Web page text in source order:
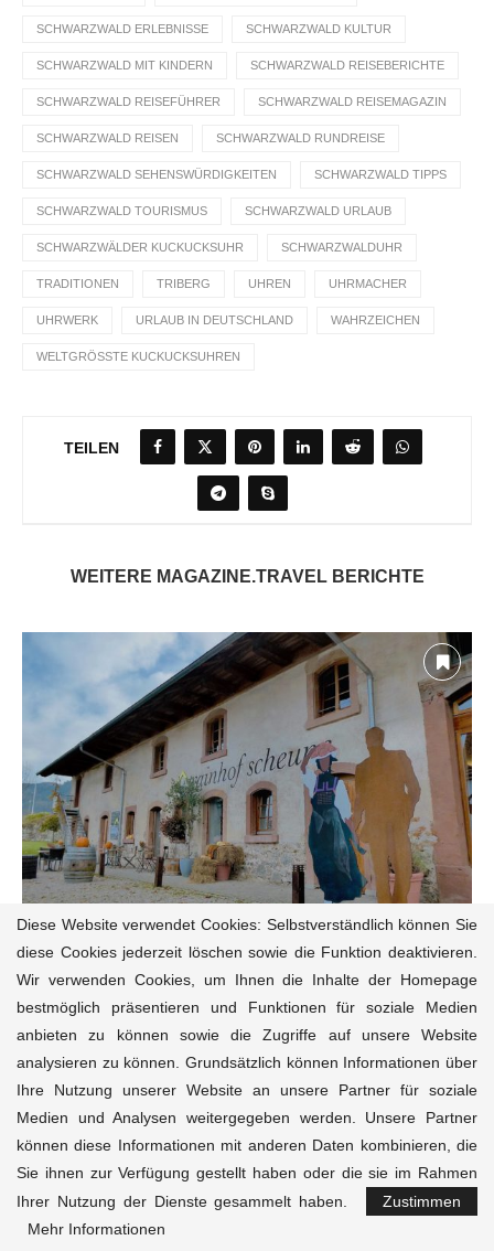
SCHWARZWALD ERLEBNISSE SCHWARZWALD KULTUR
SCHWARZWALD MIT KINDERN SCHWARZWALD REISEBERICHTE
SCHWARZWALD REISEFÜHRER SCHWARZWALD REISEMAGAZIN
SCHWARZWALD REISEN SCHWARZWALD RUNDREISE
SCHWARZWALD SEHENSWÜRDIGKEITEN SCHWARZWALD TIPPS
SCHWARZWALD TOURISMUS SCHWARZWALD URLAUB
SCHWARZWÄLDER KUCKUCKSUHR SCHWARZWALDUHR
TRADITIONEN TRIBERG UHREN UHRMACHER
UHRWERK URLAUB IN DEUTSCHLAND WAHRZEICHEN
WELTGRÖSSTE KUCKUCKSUHREN
TEILEN
WEITERE MAGAZINE.TRAVEL BERICHTE
Übernachtung in der Rainhof Scheune im...
Reisemagazin Reiseziele Reiseführer
Natur-Tiere
Kultur
Aktivitäten Unterkünfte
Kontakt
© 2020-2025 Magazine.Travel • Dein Kompass für
Diese Website verwendet Cookies: Selbstverständlich können Sie
diese Cookies jederzeit löschen sowie die Funktion deaktivieren.
Wir verwenden Cookies, um Ihnen die Inhalte der Homepage
bestmöglich präsentieren und Funktionen für soziale Medien
anbieten zu können sowie die Zugriffe auf unsere Website
analysieren zu können. Grundsätzlich können Informationen über
Ihre Nutzung unserer Website an unsere Partner für soziale
Medien und Analysen weitergegeben werden. Unsere Partner
können diese Informationen mit anderen Daten kombinieren, die
Sie ihnen zur Verfügung gestellt haben oder die sie im Rahmen
Ihrer Nutzung der Dienste gesammelt haben.
Zustimmen
Mehr Informationen